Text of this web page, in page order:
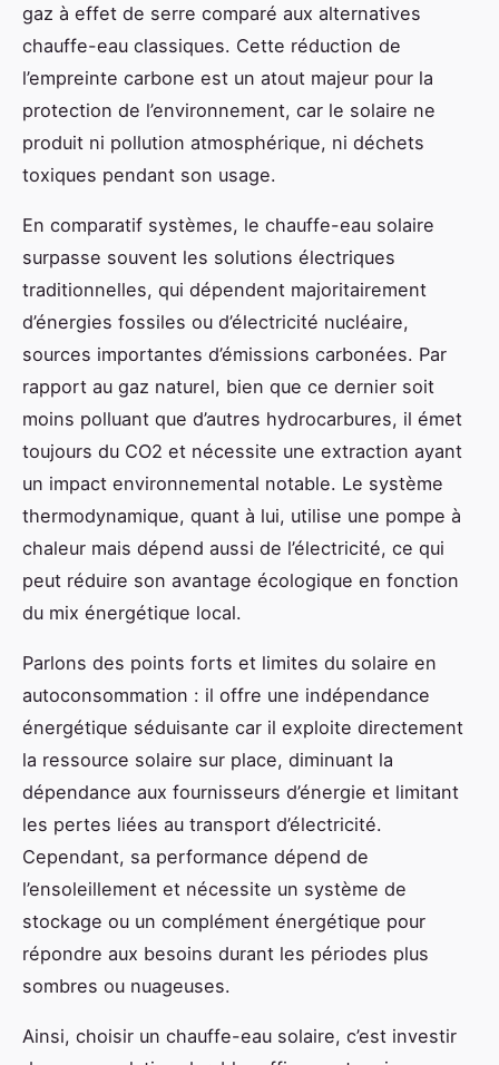
gaz à effet de serre comparé aux alternatives
chauffe-eau classiques. Cette réduction de
l’empreinte carbone est un atout majeur pour la
protection de l’environnement, car le solaire ne
produit ni pollution atmosphérique, ni déchets
toxiques pendant son usage.
En comparatif systèmes, le chauffe-eau solaire
surpasse souvent les solutions électriques
traditionnelles, qui dépendent majoritairement
d’énergies fossiles ou d’électricité nucléaire,
sources importantes d’émissions carbonées. Par
rapport au gaz naturel, bien que ce dernier soit
moins polluant que d’autres hydrocarbures, il émet
toujours du CO2 et nécessite une extraction ayant
un impact environnemental notable. Le système
thermodynamique, quant à lui, utilise une pompe à
chaleur mais dépend aussi de l’électricité, ce qui
peut réduire son avantage écologique en fonction
du mix énergétique local.
Parlons des points forts et limites du solaire en
autoconsommation : il offre une indépendance
énergétique séduisante car il exploite directement
la ressource solaire sur place, diminuant la
dépendance aux fournisseurs d’énergie et limitant
les pertes liées au transport d’électricité.
Cependant, sa performance dépend de
l’ensoleillement et nécessite un système de
stockage ou un complément énergétique pour
répondre aux besoins durant les périodes plus
sombres ou nuageuses.
Ainsi, choisir un chauffe-eau solaire, c’est investir